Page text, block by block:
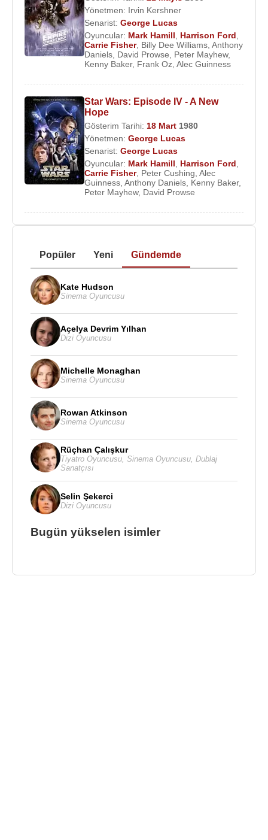
Yönetmen: Irvin Kershner
Senarist: George Lucas
Oyuncular: Mark Hamill Harrison Ford
Carrie Fisher, Billy Dee Williams Anthony
Daniels David Prowse Peter Mayhew,
Kenny Baker, Frank Oz Alec Guinness
Star Wars: Episode IV - A New
Hope
Gösterim Tarihi: 18 Mart 1980
Yönetmen: George Lucas
Senarist: George Lucas
Oyuncular: Mark Hamill Harrison Ford
Carrie Fisher, Peter Cushing Alec
Guinness Anthony Daniels Kenny Baker,
Peter Mayhew, David Prowse
Popüler Yeni Gündemde
Kate Hudson
Sinema Oyuncusu
Açelya Devrim Yılhan
Dizi Oyuncusu
Michelle Monaghan
Sinema Oyuncusu
Rowan Atkinson
Sinema Oyuncusu
Rüçhan Çalışkur
Tiyatro Oyuncusu, Sinema Oyuncusu, Dublaj
Sanatçısı
Selin Şekerci
Dizi Oyuncusu
Bugün yükselen isimler